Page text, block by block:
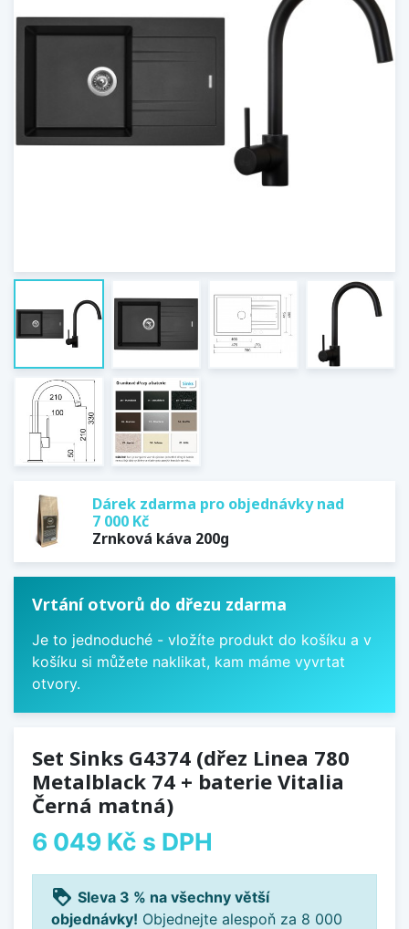
Dárek zdarma pro objednávky nad
7 000 Kč
Zrnková káva 200g
Vrtání otvorů do dřezu zdarma
Je to jednoduché - vložíte produkt do košíku a v
košíku si můžete naklikat, kam máme vyvrtat
otvory.
Set Sinks G4374 (dřez Linea 780
Metalblack 74 + baterie Vitalia
Černá matná)
6 049 Kč s DPH
loyalty Sleva 3 % na všechny větší
objednávky! Objednejte alespoň za 8 000